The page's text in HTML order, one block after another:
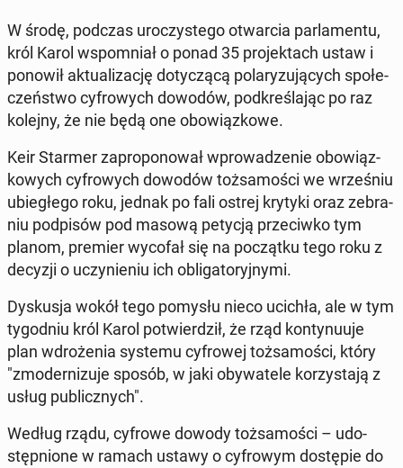
W środę, podczas uro­czy­ste­go otwar­cia par­la­men­tu,
król Karol wspo­mniał o ponad 35 pro­jek­tach ustaw i
ponowił ak­tu­ali­za­cję do­ty­czą­cą po­la­ry­zu­ją­cych spo­łe­
czeń­stwo cy­fro­wych dowodów, pod­kre­śla­jąc po raz
kolejny, że nie będą one obo­wiąz­ko­we.
Keir Starmer za­pro­po­no­wał wpro­wa­dze­nie obo­wiąz­
ko­wych cy­fro­wych dowodów toż­sa­mo­ści we wrze­śniu
ubie­głe­go roku, jednak po fali ostrej krytyki oraz ze­bra­
niu pod­pi­sów pod masową petycją prze­ciw­ko tym
planom, premier wycofał się na po­cząt­ku tego roku z
decyzji o uczy­nie­niu ich ob­li­ga­to­ryj­ny­mi.
Dys­ku­sja wokół tego pomysłu nieco ucichła, ale w tym
ty­go­dniu król Karol po­twier­dził, że rząd kon­ty­nu­uje
plan wdro­że­nia systemu cy­fro­wej toż­sa­mo­ści, który
"zmo­der­ni­zu­je sposób, w jaki oby­wa­te­le ko­rzy­sta­ją z
usług pu­blicz­nych".
Według rządu, cyfrowe dowody toż­sa­mo­ści – udo­
stęp­nio­ne w ramach ustawy o cy­fro­wym do­stę­pie do